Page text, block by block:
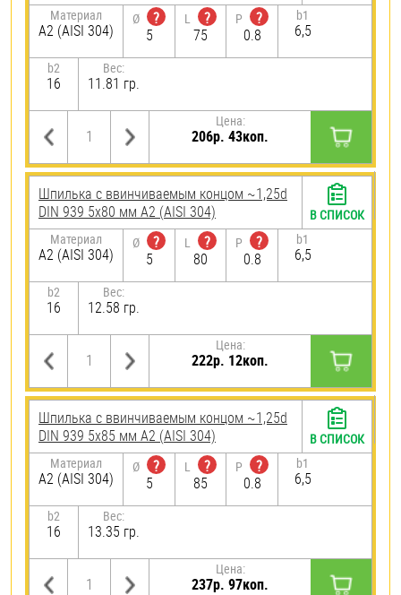
Материал
А2 (AISI 304)
Ø
?
5
L
?
75
P
?
0.8
b1
6,5
b2
16
Вес:
11.81 гр.
Цена:
206р. 43коп.
Шпилька c ввинчиваемым концом ~1,25d
DIN 939 5х80 мм А2 (AISI 304)
Материал
А2 (AISI 304)
Ø
?
5
L
?
80
P
?
0.8
b1
6,5
b2
16
Вес:
12.58 гр.
Цена:
222р. 12коп.
В СПИСОК
Шпилька c ввинчиваемым концом ~1,25d
DIN 939 5х85 мм А2 (AISI 304)
Материал
А2 (AISI 304)
Ø
?
5
L
?
85
P
?
0.8
b1
6,5
b2
16
Вес:
13.35 гр.
Цена:
237р. 97коп.
В СПИСОК